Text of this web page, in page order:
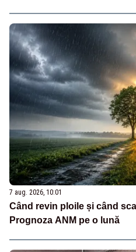
7 aug. 2026, 10:01
Când revin ploile și când
Prognoza ANM pe o lună